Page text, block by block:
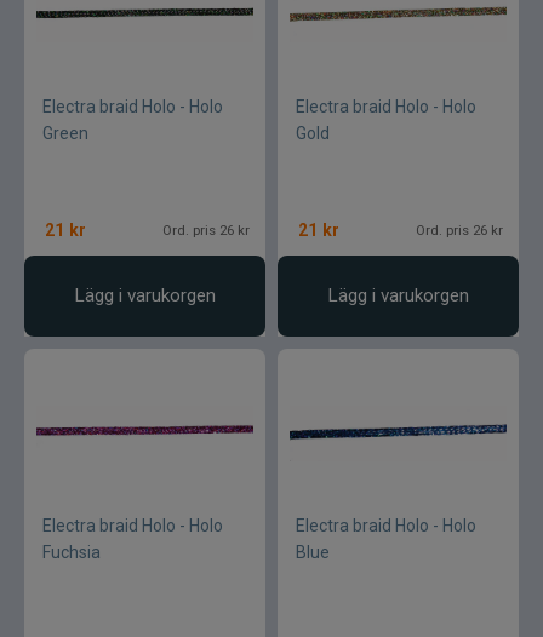
Electra braid Holo - Holo
Green
21 kr Ord. pris 26 kr
Lägg i varukorgen
Electra braid Holo - Holo
Gold
21 kr Ord. pris 26 kr
Lägg i varukorgen
Electra braid Holo - Holo
Fuchsia
Electra braid Holo - Holo
Blue